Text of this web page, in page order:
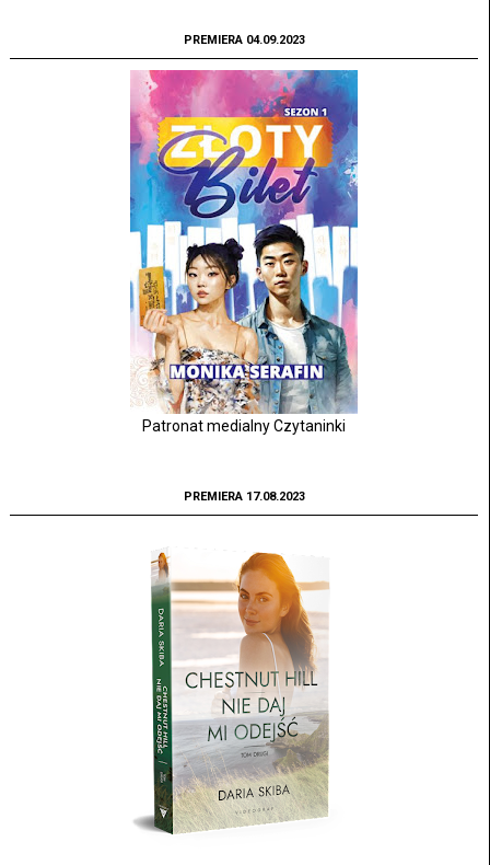
PREMIERA 04.09.2023
Patronat medialny Czytaninki
PREMIERA 17.08.2023